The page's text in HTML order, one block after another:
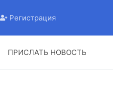
Регистрация
ПРИСЛАТЬ НОВОСТЬ